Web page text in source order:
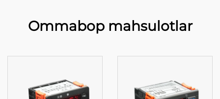
Ommabop mahsulotlar